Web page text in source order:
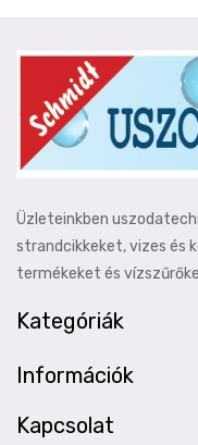
Üzleteinkben
strandcikkeket, vizes és
termékeket és
Kategóriák
Információk
Kapcsolat